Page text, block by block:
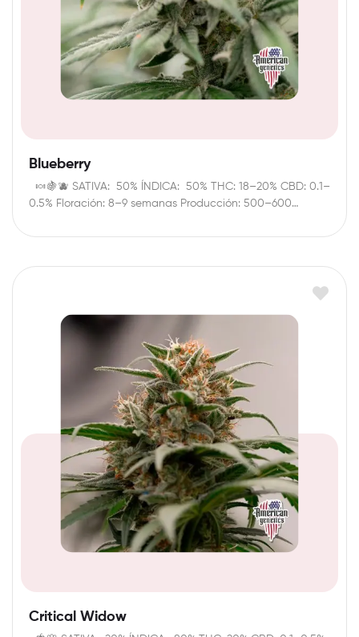
Blueberry
🍬🍇🫐 SATIVA: 50% ÍNDICA: 50% THC: 18–20% CBD: 0.1–
0.5% Floración: 8–9 semanas Producción: 500–600…
Critical Widow